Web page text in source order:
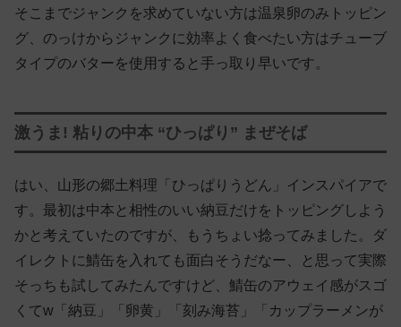
そこまでジャンクを求めていない方は温泉卵のみトッピン
グ、のっけからジャンクに効率よく食べたい方はチューブ
タイプのバターを使用すると手っ取り早いです。
激うま! 粘りの中本 “ひっぱり” まぜそば
はい、山形の郷土料理「ひっぱりうどん」インスパイアで
す。最初は中本と相性のいい納豆だけをトッピングしよう
かと考えていたのですが、もうちょい捻ってみました。ダ
イレクトに鯖缶を入れても面白そうだなー、と思って実際
そっちも試してみたんですけど、鯖缶のアウェイ感がスゴ
くてw「納豆」「卵黄」「刻み海苔」「カップラーメンが